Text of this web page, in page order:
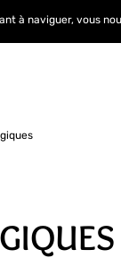
à naviguer, vous